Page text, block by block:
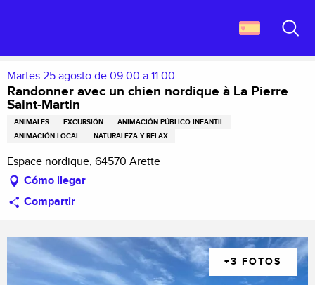
principal
Randonner avec un chien nordique à La Pierre Saint-Martin
Martes 25 agosto de 09:00 a 11:00
Randonner avec un chien nordique à La Pierre
Saint-Martin
ANIMALES EXCURSIÓN
ANIMACIÓN PÚBLICO INFANTIL
ANIMACIÓN LOCAL
NATURALEZA Y RELAX
Espace nordique, 64570 Arette
Cómo llegar
Compartir
+3 FOTOS